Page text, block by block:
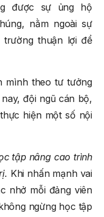
được sự ủng hộ
nằm ngoài sự
trường thuận lợi để
mình theo tư tưởng
đội ngũ cán bộ,
hiện một số nội
tập nâng cao trình
Khi nhấn mạnh vai
nhở mỗi đảng viên
ngừng học tập